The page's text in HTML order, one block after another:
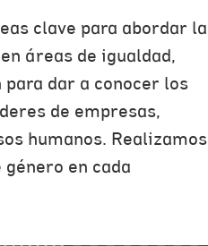
clave para abordar la
áreas de igualdad,
dar a conocer los
de empresas,
humanos. Realizamos
en cada